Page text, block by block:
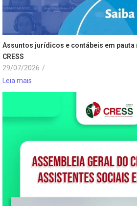
Assuntos jurídicos e contábeis em pauta
CRESS
29/07/2026 /
Leia mais